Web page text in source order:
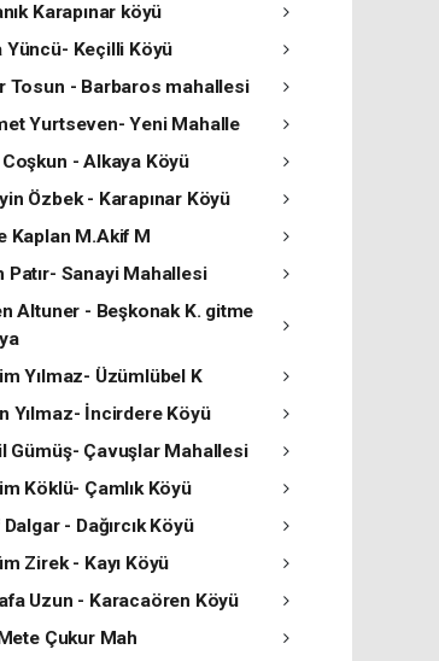
Karapınar köyü
Yüncü- Keçilli Köyü
Tosun - Barbaros mahallesi
Yurtseven- Yeni Mahalle
- Alkaya Köyü
Özbek - Karapınar Köyü
Kaplan M.Akif M
Patır- Sanayi Mahallesi
Altuner - Beşkonak K. gitme
Yılmaz- Üzümlübel K
Yılmaz- İncirdere Köyü
Gümüş- Çavuşlar Mahallesi
Köklü- Çamlık Köyü
- Dağırcık Köyü
Zirek - Kayı Köyü
Uzun - Karacaören Köyü
Çukur Mah